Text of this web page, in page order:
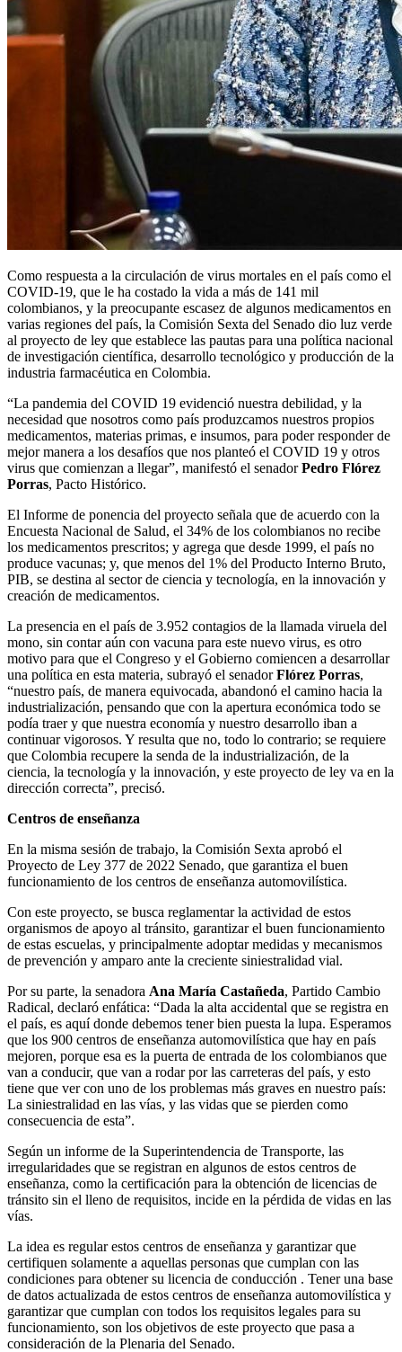
Como respuesta a la circulación de virus mortales en el país como el
COVID-19, que le ha costado la vida a más de 141 mil
colombianos, y la preocupante escasez de algunos medicamentos en
varias regiones del país, la Comisión Sexta del Senado dio luz verde
al proyecto de ley que establece las pautas para una política nacional
de investigación científica, desarrollo tecnológico y producción de la
industria farmacéutica en Colombia.
“La pandemia del COVID 19 evidenció nuestra debilidad, y la
necesidad que nosotros como país produzcamos nuestros propios
medicamentos, materias primas, e insumos, para poder responder de
mejor manera a los desafíos que nos planteó el COVID 19 y otros
virus que comienzan a llegar”, manifestó el senadorPedro Flórez
Porras, Pacto Histórico.
El Informe de ponencia del proyecto señala que de acuerdo con la
Encuesta Nacional de Salud, el 34% de los colombianos no recibe
los medicamentos prescritos; y agrega que desde 1999, el país no
produce vacunas; y, que menos del 1% del Producto Interno Bruto,
PIB, se destina al sector de ciencia y tecnología, en la innovación y
creación de medicamentos.
La presencia en el país de 3.952 contagios de la llamada viruela del
mono, sin contar aún con vacuna para este nuevo virus, es otro
motivo para que el Congreso y el Gobierno comiencen a desarrollar
una política en esta materia, subrayó el senadorFlórez Porras,
“nuestro país, de manera equivocada, abandonó el camino hacia la
industrialización, pensando que con la apertura económica todo se
podía traer y que nuestra economía y nuestro desarrollo iban a
continuar vigorosos. Y resulta que no, todo lo contrario; se requiere
que Colombia recupere la senda de la industrialización, de la
ciencia, la tecnología y la innovación, y este proyecto de ley va en la
dirección correcta”, precisó.
Centros de enseñanza
En la misma sesión de trabajo, la Comisión Sexta aprobó el
Proyecto de Ley 377 de 2022 Senado, que garantiza el buen
funcionamiento de los centros de enseñanza automovilística.
Con este proyecto, se busca reglamentar la actividad de estos
organismos de apoyo al tránsito, garantizar el buen funcionamiento
de estas escuelas, y principalmente adoptar medidas y mecanismos
de prevención y amparo ante la creciente siniestralidad vial.
Por su parte, la senadora Ana María Castañeda, Partido Cambio
Radical, declaró enfática: “Dada la alta accidental que se registra en
el país, es aquí donde debemos tener bien puesta la lupa. Esperamos
que los 900 centros de enseñanza automovilística que hay en país
mejoren, porque esa es la puerta de entrada de los colombianos que
van a conducir, que van a rodar por las carreteras del país, y esto
tiene que ver con uno de los problemas más graves en nuestro país:
La siniestralidad en las vías, y las vidas que se pierden como
consecuencia de esta”.
Según un informe de la Superintendencia de Transporte, las
irregularidades que se registran en algunos de estos centros de
enseñanza, como la certificación para la obtención de licencias de
tránsito sin el lleno de requisitos, incide en la pérdida de vidas en las
vías.
La idea es regular estos centros de enseñanza y garantizar que
certifiquen solamente a aquellas personas que cumplan con las
condiciones para obtener su licencia de conducción . Tener una base
de datos actualizada de estos centros de enseñanza automovilística y
garantizar que cumplan con todos los requisitos legales para su
funcionamiento, son los objetivos de este proyecto que pasa a
consideración de la Plenaria del Senado.